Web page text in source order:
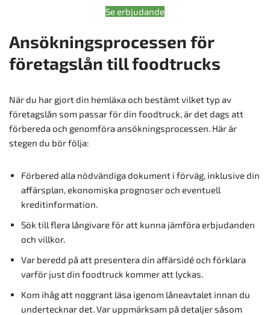
Se erbjudande
Ansökningsprocessen för
företagslån till foodtrucks
När du har gjort din hemläxa och bestämt vilket typ av
företagslån som passar för din foodtruck, är det dags att
förbereda och genomföra ansökningsprocessen. Här är
stegen du bör följa:
Förbered alla nödvändiga dokument i förväg, inklusive din
affärsplan, ekonomiska prognoser och eventuell
kreditinformation.
Sök till flera långivare för att kunna jämföra erbjudanden
och villkor.
Var beredd på att presentera din affärsidé och förklara
varför just din foodtruck kommer att lyckas.
Kom ihåg att noggrant läsa igenom låneavtalet innan du
undertecknar det. Var uppmärksam på detaljer såsom